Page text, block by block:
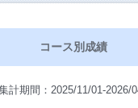
コース別成績
計期間：2025/11/01-2026/